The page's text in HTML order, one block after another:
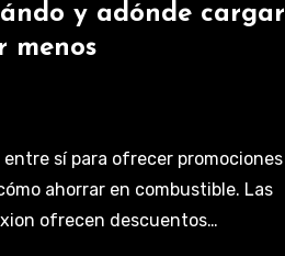
y adónde cargar
menos
sí para ofrecer promociones
ahorrar en combustible. Las
ofrecen descuentos…